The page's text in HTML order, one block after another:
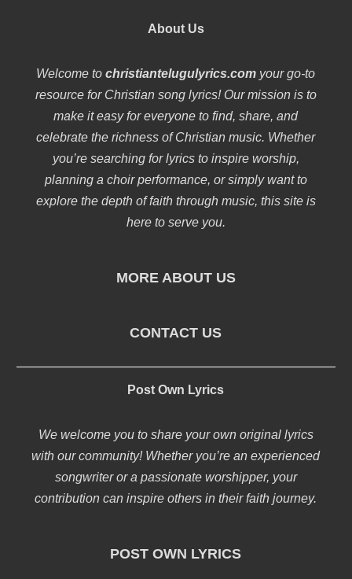
About Us
Welcome tochristiantelugulyrics.com your go-to
resource for Christian song lyrics! Our mission is to
make it easy for everyone to find, share, and
celebrate the richness of Christian music. Whether
you’re searching for lyrics to inspire worship,
planning a choir performance, or simply want to
explore the depth of faith through music, this site is
here to serve you.
MORE ABOUT US
CONTACT US
Post Own Lyrics
We welcome you to share your own original lyrics
with our community! Whether you’re an experienced
songwriter or a passionate worshipper, your
contribution can inspire others in their faith journey.
POST OWN LYRICS